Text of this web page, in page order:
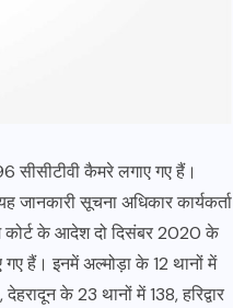
सीसीटीवी कैमरे लगाए गए हैं।
जानकारी सूचना अधिकार कार्यकर्ता
कोर्ट के आदेश दो दिसंबर 2020 के
गए हैं। इनमें अल्मोड़ा के 12 थानों में
के 23 थानों में 138, हरिद्वार